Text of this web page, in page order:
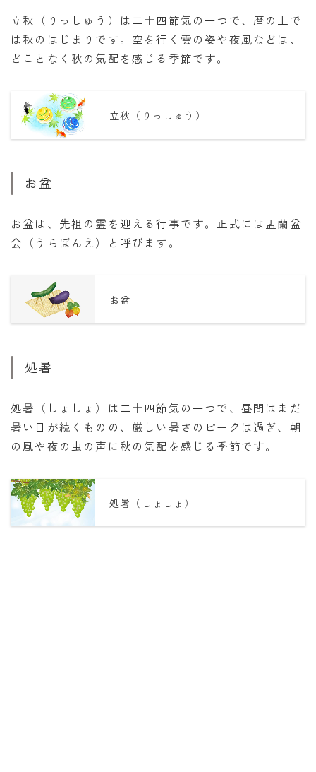
立秋（りっしゅう）は二十四節気の一つで、暦の上で
は秋のはじまりです。空を行く雲の姿や夜風などは、
どことなく秋の気配を感じる季節です。
立秋（りっしゅう）
お盆
お盆は、先祖の霊を迎える行事です。正式には盂蘭盆
会（うらぼんえ）と呼びます。
お盆
処暑
処暑（しょしょ）は二十四節気の一つで、昼間はまだ
暑い日が続くものの、厳しい暑さのピークは過ぎ、朝
の風や夜の虫の声に秋の気配を感じる季節です。
処暑（しょしょ）